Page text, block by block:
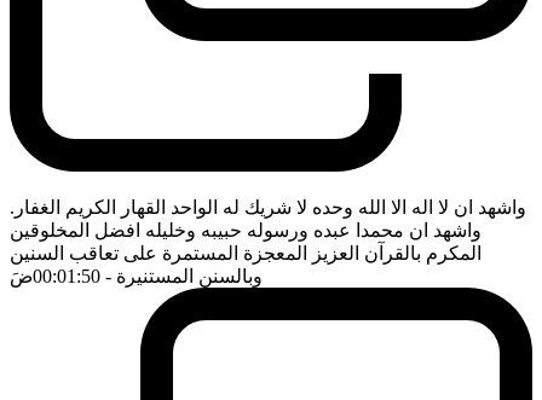
واشهد ان لا اله الا الله وحده لا شريك له الواحد القهار الكريم الغفار.
واشهد ان محمدا عبده ورسوله حبيبه وخليله افضل المخلوقين
المكرم بالقرآن العزيز المعجزة المستمرة على تعاقب السنين
وبالسنن المستنيرة - 00:01:50 ضَ